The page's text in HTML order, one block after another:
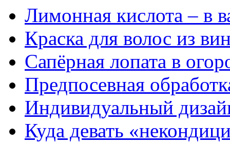
Лимонная кислота – в
Краска для волос из
Сапёрная лопата в
Предпосевная
Индивидуальный
Куда девать